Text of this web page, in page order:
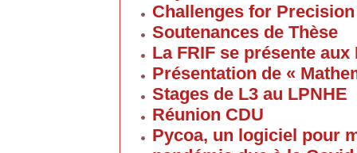
Challenges for
Soutenances de Thèse
La FRIF se présente aux
Présentation de «
Stages de L3 au LPNHE
Réunion CDU
Pycoa, un logiciel pour